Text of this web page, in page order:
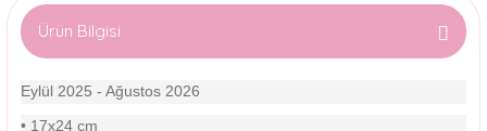
Ürün Bilgisi
Eylül 2025 - Ağustos 2026
• 17x24 cm